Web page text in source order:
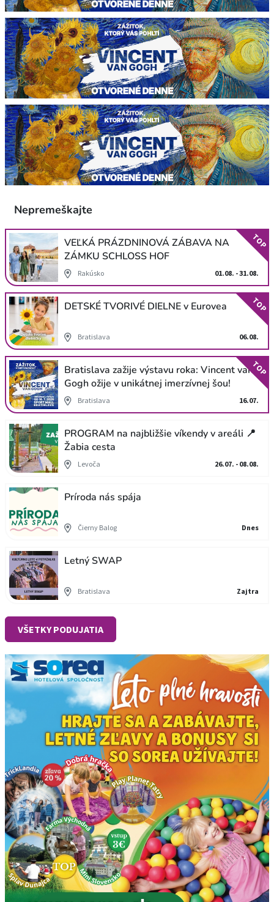
Nepremeškajte
VEĽKÁ PRÁZDNINOVÁ ZÁBAVA NA
ZÁMKU SCHLOSS HOF
Rakúsko 01.08. - 31.08.
TOP
DETSKÉ TVORIVÉ DIELNE v Eurovea
Bratislava 06.08.
TOP
Bratislava zažije výstavu roka: Vincent van
Gogh ožije v unikátnej imerzívnej šou!
Bratislava 16.07.
TOP
PROGRAM na najbližšie víkendy v areáli 📍
Žabia cesta
Levoča 26.07. - 08.08.
Príroda nás spája
Čierny Balog Dnes
Letný SWAP
Bratislava Zajtra
VŠETKY PODUJATIA